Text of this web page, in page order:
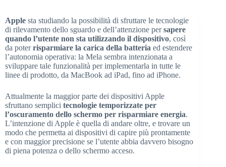
Apple sta studiando la possibilità di sfruttare le tecnologie
di rilevamento dello sguardo e dell’attenzione persapere
quando l’utente non sta utilizzando il dispositivo, così
da poterrisparmiare la carica della batteria ed estendere
l’autonomia operativa: la Mela sembra intenzionata a
sviluppare tale funzionalità per implementarla in tutte le
linee di prodotto, da MacBook ad iPad, fino ad iPhone.
Attualmente la maggior parte dei dispositivi Apple
sfruttano semplici tecnologie temporizzate per
l’oscuramento dello schermo per risparmiare energia.
L’intenzione di Apple è quella di andare oltre, e trovare un
modo che permetta ai dispositivi di capire più prontamente
e con maggior precisione se l’utente abbia davvero bisogno
di piena potenza o dello schermo acceso.